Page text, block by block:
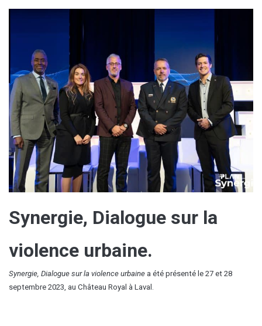
Synergie, Dialogue sur la
violence urbaine.
Synergie, Dialogue sur la violence urbaine a été présenté le 27 et 28
septembre 2023, au Château Royal à Laval.